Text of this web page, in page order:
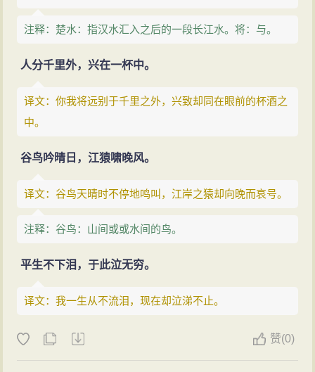
注释：楚水：指汉水汇入之后的一段长江水。将：与。
人分千里外，兴在一杯中。
译文：你我将远别于千里之外，兴致却同在眼前的杯酒之
中。
谷鸟吟晴日，江猿啸晚风。
译文：谷鸟天晴时不停地鸣叫，江岸之猿却向晚而哀号。
注释：谷鸟：山间或或水间的鸟。
平生不下泪，于此泣无穷。
译文：我一生从不流泪，现在却泣涕不止。
赞(0)